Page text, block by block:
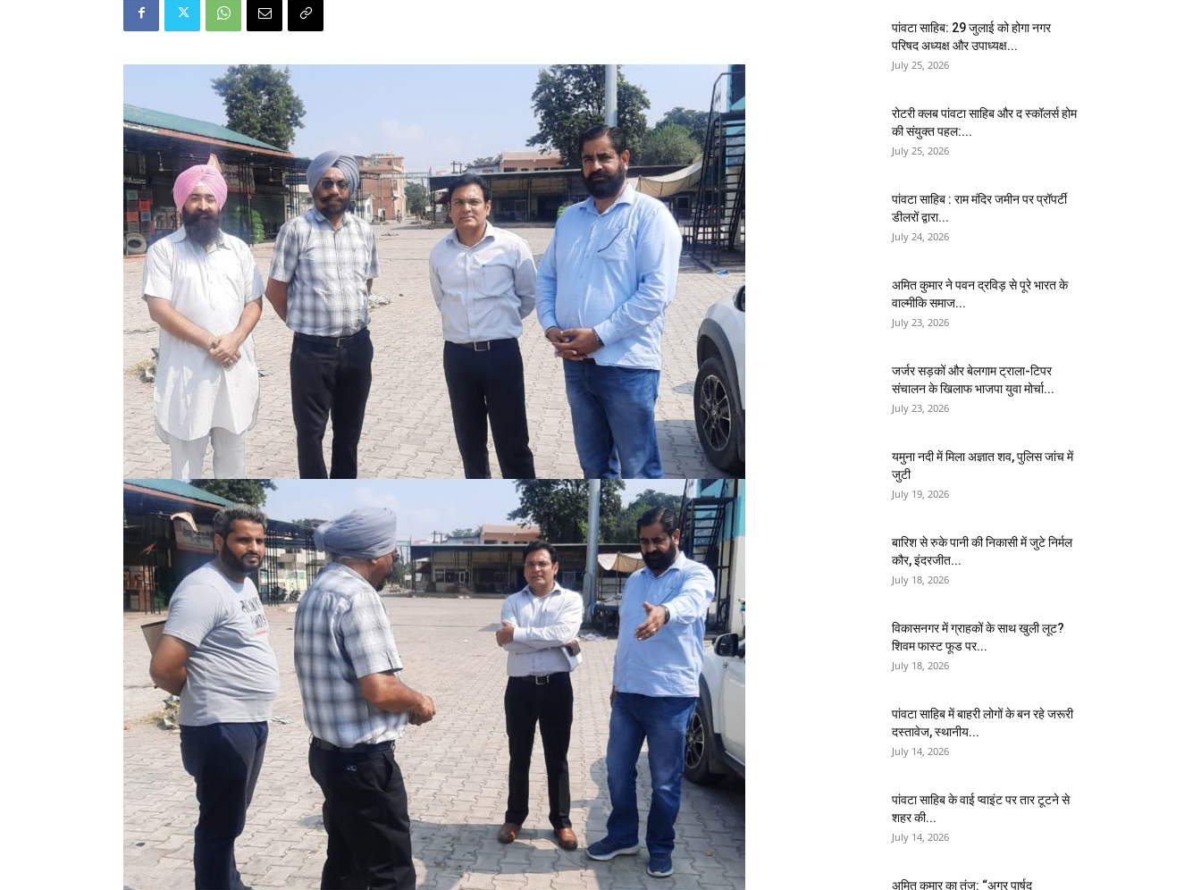
पांवटा साहिब: 29 जुलाई को होगा नगर
परिषद अध्यक्ष और उपाध्यक्ष...
July 25, 2026
​रोटरी क्लब पांवटा साहिब और द स्कॉलर्स होम
की संयुक्त पहल:...
July 25, 2026
पांवटा साहिब : राम मंदिर जमीन पर प्रॉपर्टी
डीलरों द्वारा...
July 24, 2026
अमित कुमार ने पवन द्रविड़ से पूरे भारत के
वाल्मीकि समाज...
July 23, 2026
जर्जर सड़कों और बेलगाम ट्राला-टिपर
संचालन के खिलाफ भाजपा युवा मोर्चा...
July 23, 2026
यमुना नदी में मिला अज्ञात शव, पुलिस जांच में
जुटी
July 19, 2026
बारिश से रुके पानी की निकासी में जुटे निर्मल
कौर, इंदरजीत...
July 18, 2026
विकासनगर में ग्राहकों के साथ खुली लूट?
शिवम फास्ट फूड पर...
July 18, 2026
पांवटा साहिब में बाहरी लोगों के बन रहे जरूरी
दस्तावेज, स्थानीय...
July 14, 2026
पांवटा साहिब के वाई प्वाइंट पर तार टूटने से
शहर की...
July 14, 2026
अमित कुमार का तंज: “अगर पार्षद